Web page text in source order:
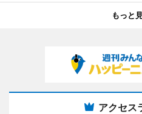
もっと
アクセス